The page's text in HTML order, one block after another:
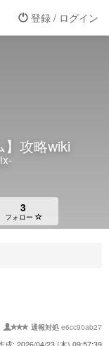
登録 / ログイン
】攻略wiki
3
フォロー
通報対処 e6cc90ab27